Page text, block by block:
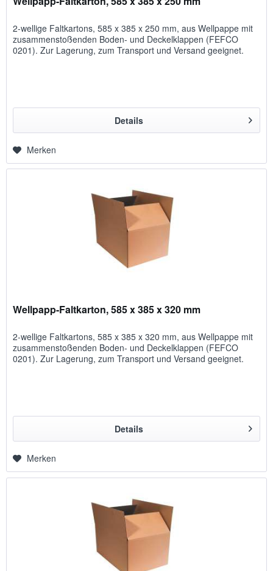
2-wellige Faltkartons, 585 x 385 x 250 mm, aus Wellpappe mit
zusammenstoßenden Boden- und Deckelklappen (FEFCO
0201). Zur Lagerung, zum Transport und Versand geeignet.
Details
Merken
Wellpapp-Faltkarton, 585 x 385 x 320 mm
2-wellige Faltkartons, 585 x 385 x 320 mm, aus Wellpappe mit
zusammenstoßenden Boden- und Deckelklappen (FEFCO
0201). Zur Lagerung, zum Transport und Versand geeignet.
Details
Merken